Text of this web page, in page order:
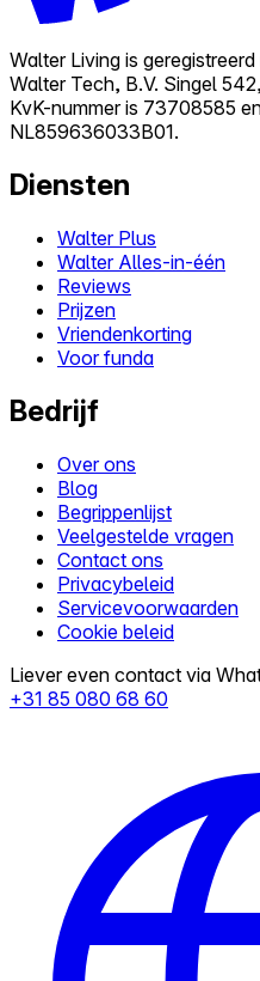
Walter Living is
Walter Tech, B.V. Singel
KvK-nummer is 73708585
NL859636033B01.
Diensten
Walter Plus
Walter Alles-in-één
Reviews
Prijzen
Vriendenkorting
Voor funda
Bedrijf
Over ons
Blog
Begrippenlijst
Veelgestelde vragen
Contact ons
Privacybeleid
Servicevoorwaarden
Cookie beleid
Liever even contact via
+31 85 080 68 60